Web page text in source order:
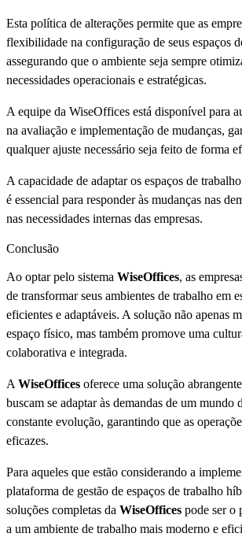
Esta política de alterações permite que as
flexibilidade na configuração de seus espaços
assegurando que o ambiente seja sempre
necessidades operacionais e estratégicas.
A equipe da WiseOffices está disponível para
na avaliação e implementação de mudanças,
qualquer ajuste necessário seja feito de forma
A capacidade de adaptar os espaços de
é essencial para responder às mudanças nas
nas necessidades internas das empresas.
Conclusão
Ao optar pelo sistema WiseOffices, as
de transformar seus ambientes de trabalho em
eficientes e adaptáveis. A solução não apenas
espaço físico, mas também promove uma
colaborativa e integrada.
A WiseOffices oferece uma solução
buscam se adaptar às demandas de um mundo
constante evolução, garantindo que as
eficazes.
Para aqueles que estão considerando a
plataforma de gestão de espaços de trabalho
soluções completas da WiseOffices pode ser o
a um ambiente de trabalho mais moderno e